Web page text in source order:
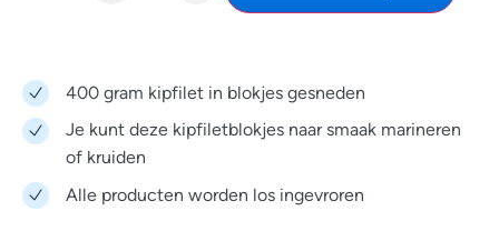
400 gram kipfilet in blokjes gesneden
Je kunt deze kipfiletblokjes naar smaak marineren
of kruiden
Alle producten worden los ingevroren